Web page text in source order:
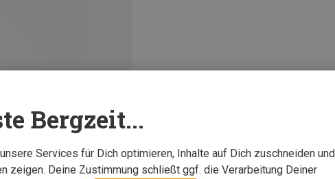
Bergzeit...
Services für Dich optimieren, Inhalte auf Dich zuschneiden und
zeigen. Deine Zustimmung schließt ggf. die Verarbeitung Deiner